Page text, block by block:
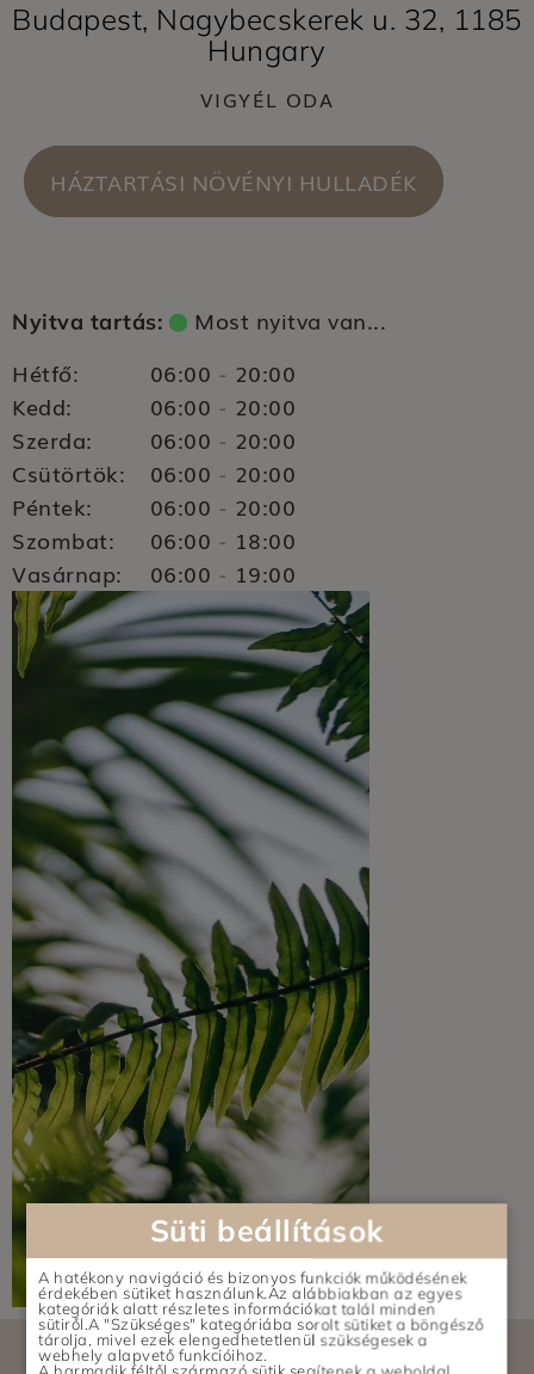
Budapest, Nagybecskerek u. 32, 1185
Hungary
VIGYÉL ODA
HÁZTARTÁSI NÖVÉNYI HULLADÉK
Nyitva tartás:
Most nyitva van...
Hétfő:
06:00 - 20:00
Kedd:
06:00 - 20:00
Szerda:
06:00 - 20:00
Csütörtök:
06:00 - 20:00
Péntek:
06:00 - 20:00
Szombat:
06:00 - 18:00
Vasárnap:
06:00 - 19:00
Süti beállítások
A hatékony navigáció és bizonyos funkciók működésének
érdekében sütiket használunk.Az alábbiakban az egyes
kategóriák alatt részletes információkat talál minden
sütiről.A "Szükséges" kategóriába sorolt sütiket a böngésző
tárolja, mivel ezek elengedhetetlenül szükségesek a
webhely alapvető funkcióihoz.